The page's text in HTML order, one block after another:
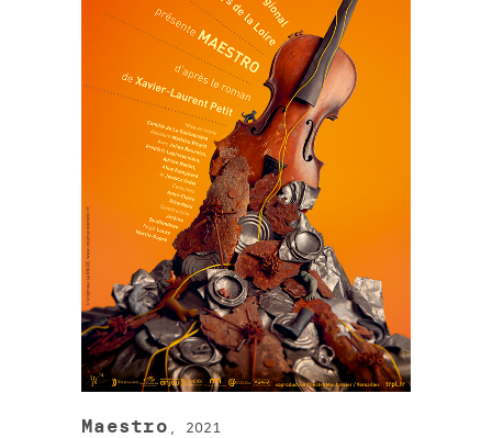
Maestro , 2021